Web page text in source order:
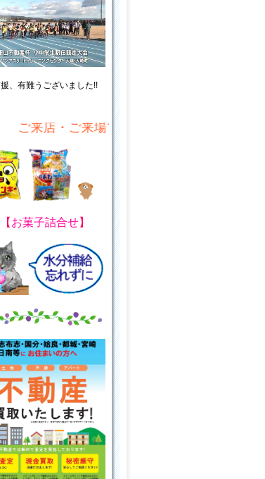
、 有難うございました!!
・ご来場プレゼント!
【 お菓子詰合せ】